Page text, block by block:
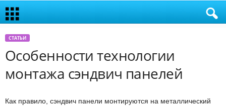
СТАТЬИ
Особенности технологии
монтажа сэндвич панелей
Как правило, сэндвич панели монтируются на металлический